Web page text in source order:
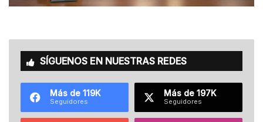
SÍGUENOS EN NUESTRAS REDES
Más de 119K
Seguidores
Más de 197K
Seguidores